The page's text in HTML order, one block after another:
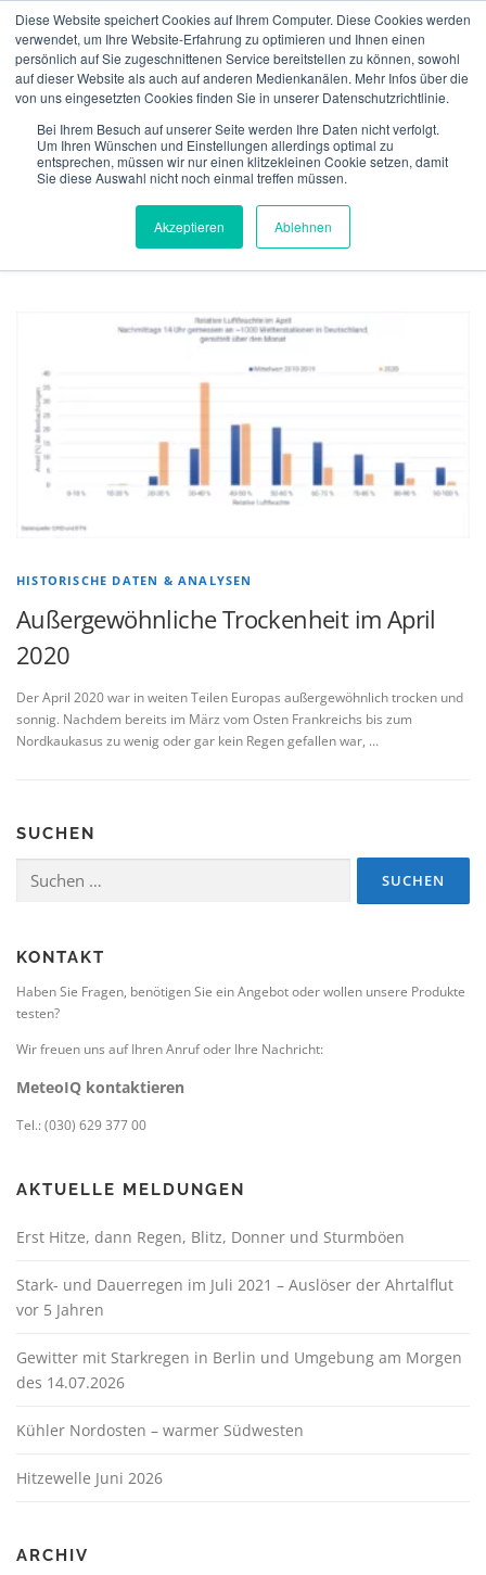
Diese Website speichert Cookies auf Ihrem Computer. Diese Cookies werden
verwendet, um Ihre Website-Erfahrung zu optimieren und Ihnen einen
persönlich auf Sie zugeschnittenen Service bereitstellen zu können, sowohl
auf dieser Website als auch auf anderen Medienkanälen. Mehr Infos über die
von uns eingesetzten Cookies finden Sie in unserer Datenschutzrichtlinie.
Bei Ihrem Besuch auf unserer Seite werden Ihre Daten nicht verfolgt.
Um Ihren Wünschen und Einstellungen allerdings optimal zu
entsprechen, müssen wir nur einen klitzekleinen Cookie setzen, damit
Sie diese Auswahl nicht noch einmal treffen müssen.
Akzeptieren Ablehnen
Inhalt
springen
ÜBER UNS VERSICHERUNGEN VERIFIKATION
TECHNOLGIE TEAM NEWS KONTAKT
SCHLAGWORT:
WETTERSTATISTIK
HISTORISCHE DATEN & ANALYSEN
Außergewöhnliche Trockenheit im April
2020
Der April 2020 war in weiten Teilen Europas außergewöhnlich trocken und
sonnig. Nachdem bereits im März vom Osten Frankreichs bis zum
Nordkaukasus zu wenig oder gar kein Regen gefallen war, …
SUCHEN
nach:
KONTAKT
Haben Sie Fragen, benötigen Sie ein Angebot oder wollen unsere Produkte
testen?
Wir freuen uns auf Ihren Anruf oder Ihre Nachricht:
MeteoIQ kontaktieren
Tel.: (030) 629 377 00
AKTUELLE MELDUNGEN
Erst Hitze, dann Regen, Blitz, Donner und Sturmböen
Stark- und Dauerregen im Juli 2021 – Auslöser der Ahrtalflut
vor 5 Jahren
Gewitter mit Starkregen in Berlin und Umgebung am Morgen
des 14.07.2026
Kühler Nordosten – warmer Südwesten
Hitzewelle Juni 2026
ARCHIV